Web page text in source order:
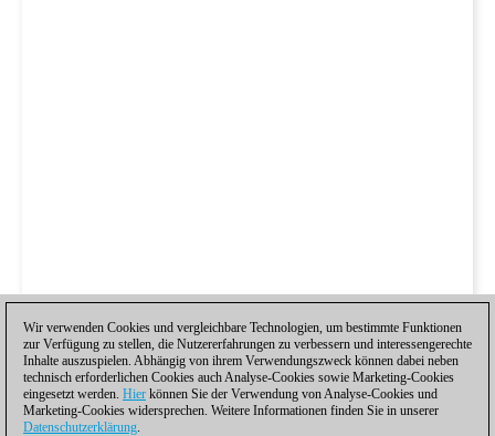
Wir verwenden Cookies und vergleichbare Technologien, um bestimmte Funktionen
zur Verfügung zu stellen, die Nutzererfahrungen zu verbessern und interessengerechte
Inhalte auszuspielen. Abhängig von ihrem Verwendungszweck können dabei neben
technisch erforderlichen Cookies auch Analyse-Cookies sowie Marketing-Cookies
eingesetzt werden. Hier können Sie der Verwendung von Analyse-Cookies und
Marketing-Cookies widersprechen. Weitere Informationen finden Sie in unserer
Datenschutzerklärung.